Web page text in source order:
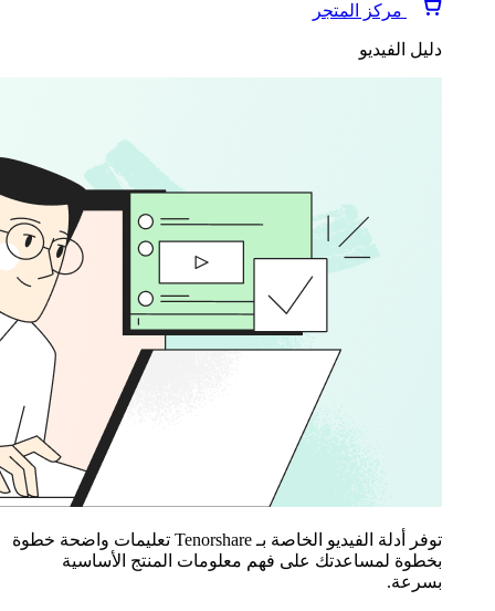
مركز المتجر
دليل الفيديو
توفر أدلة الفيديو الخاصة بـ Tenorshare تعليمات واضحة خطوة
بخطوة لمساعدتك على فهم معلومات المنتج الأساسية
بسرعة.